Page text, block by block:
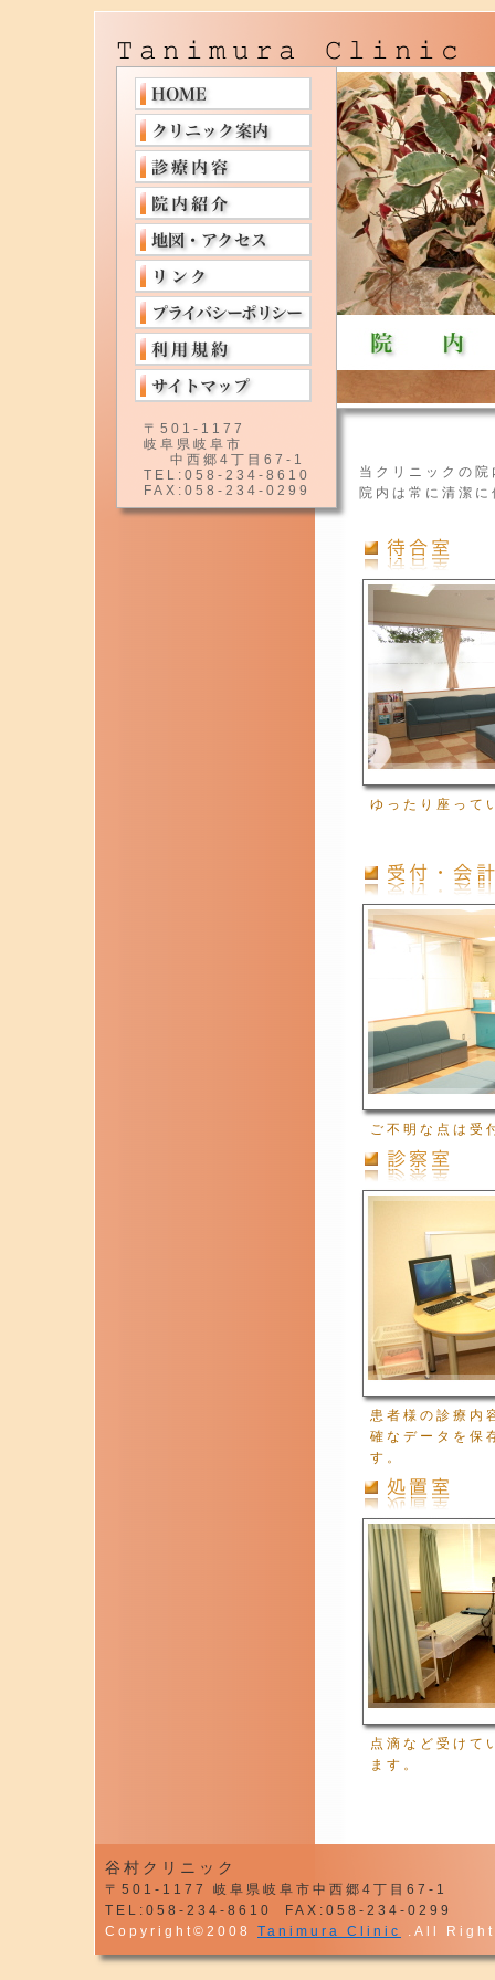
〒501-1177
岐阜県岐阜市
中西郷4丁目67-1
TEL:058-234-8610
FAX:058-234-0299
当クリニックの
院内は常に清潔
ゆったり座って
ご不明な点は受
患者様の診療内
確なデータを保
す。
点滴など受けて
ます。
谷村クリニック
〒501-1177 岐阜県岐阜市中西郷4丁目67-1
TEL:058-234-8610 FAX:058-234-0299
Copyright©2008 Tanimura Clinic .All